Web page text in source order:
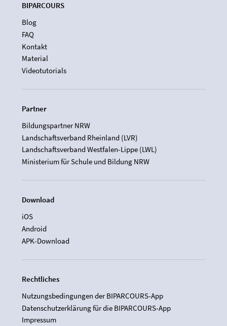
BIPARCOURS
Blog
FAQ
Kontakt
Material
Videotutorials
Partner
Bildungspartner NRW
Landschaftsverband Rheinland (LVR)
Landschaftsverband Westfalen-Lippe (LWL)
Ministerium für Schule und Bildung NRW
Download
iOS
Android
APK-Download
Rechtliches
Nutzungsbedingungen der BIPARCOURS-App
Datenschutzerklärung für die BIPARCOURS-App
Impressum